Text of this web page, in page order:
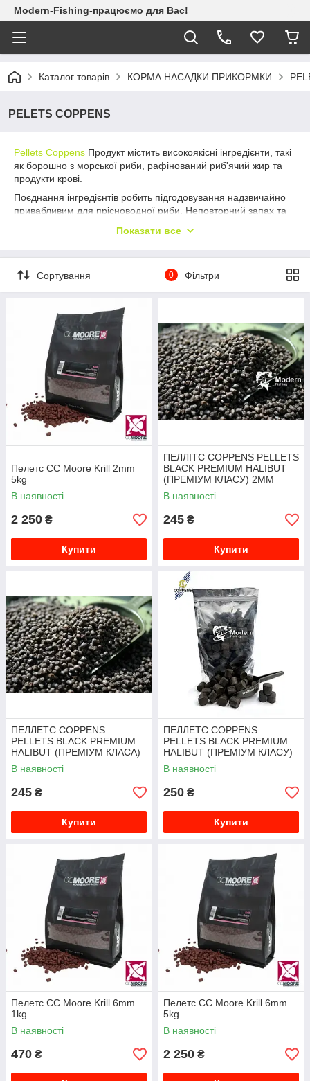
Modern-Fishing-працюємо для Вас!
Каталог товарів КОРМА НАСАДКИ ПРИКОРМКИ
PELETS COPPENS
Pellets Coppens Продукт містить високоякісні інгредієнти, такі
як борошно з морської риби, рафінований риб'ячий жир та
продукти крові.
Поєднання інгредієнтів робить підгодовування надзвичайно
привабливим для прісноводної риби. Неповторний запах та
компонентів крові в кормі для риб, придатних для людини.
ПелетиPellets Coppensможуть використовуватися як
самостійне підгодовування або додаватися до донної
приманки. У поєднанні з донною принадою гранули можна
підкладати в годівницю як додатковий аттактант або опускати
у воду поруч із бойлом у розчинних сітчастих полівінілових
мішечках. Розчинення у воді приблизно та залежить від
Показати все
Сортування 0 Фільтри
Пелетс CC Moore Krill 2mm
5kg
В наявності
2 250 ₴
Купити
ПЕЛЛІТС COPPENS PELLETS
BLACK PREMIUM HALIBUT
(ПРЕМІУМ КЛАСУ) 2ММ
1000Г
В наявності
245 ₴
Купити
ПЕЛЛЕТС COPPENS
PELLETS BLACK PREMIUM
HALIBUT (ПРЕМІУМ КЛАСА)
4.5ММ 1000Г
В наявності
245 ₴
Купити
ПЕЛЛЕТС COPPENS
PELLETS BLACK PREMIUM
HALIBUT (ПРЕМІУМ КЛАСУ)
28ММ 1000Г
В наявності
250 ₴
Купити
Пелетс CC Moore Krill 6mm
1kg
В наявності
470 ₴
Пелетс CC Moore Krill 6mm
5kg
В наявності
2 250 ₴